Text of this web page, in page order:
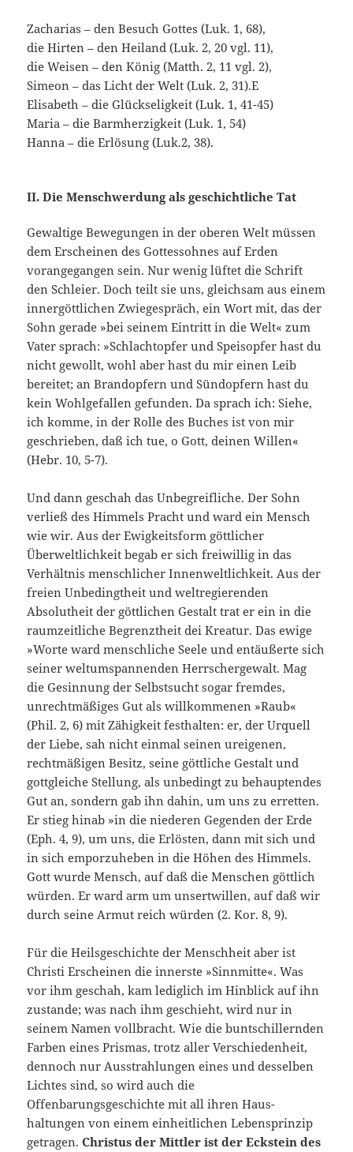
Zacharias – den Besuch Gottes (Luk. 1, 68),
die Hirten – den Heiland (Luk. 2, 20 vgl. 11),
die Weisen – den König (Matth. 2, 11 vgl. 2),
Simeon – das Licht der Welt (Luk. 2, 31).E
Elisabeth – die Glückseligkeit (Luk. 1, 41-45)
Maria – die Barmherzigkeit (Luk. 1, 54)
Hanna – die Erlösung (Luk.2, 38).
II. Die Menschwerdung als geschichtliche Tat
Gewaltige Bewegungen in der oberen Welt müssen
dem Erscheinen des Gottessohnes auf Erden
vorangegangen sein. Nur wenig lüftet die Schrift
den Schleier. Doch teilt sie uns, gleichsam aus einem
innergöttlichen Zwiegespräch, ein Wort mit, das der
Sohn gerade »bei seinem Eintritt in die Welt« zum
Vater sprach: »Schlachtopfer und Speisopfer hast du
nicht gewollt, wohl aber hast du mir einen Leib
bereitet; an Brandopfern und Sündopfern hast du
kein Wohlgefallen ge­funden. Da sprach ich: Siehe,
ich komme, in der Rolle des Buches ist von mir
geschrieben, daß ich tue, o Gott, deinen Willen«
(Hebr. 10, 5-7).
Und dann geschah das Unbegreifliche. Der Sohn
verließ des Himmels Pracht und ward ein Mensch
wie wir. Aus der Ewigkeitsform göttlicher
Überweltlichkeit begab er sich freiwillig in das
Verhältnis menschlicher Innenweltlichkeit. Aus der
freien Unbedingtheit und weltregierenden
Absolutheit der göttlichen Gestalt trat er ein in die
raumzeitliche Begrenztheit dei Kreatur. Das ewige
»Worte ward menschliche Seele und entäußerte sich
seiner weltumspannenden Herrschergewalt. Mag
die Gesinnung der Selbstsucht sogar fremdes,
unrecht­mäßiges Gut als willkommenen »Raub«
(Phil. 2, 6) mit Zähigkeit festhalten: er, der Urquell
der Liebe, sah nicht einmal seinen ureigenen,
rechtmäßigen Besitz, seine göttliche Gestalt und
gottgleiche Stellung, als unbedingt zu behauptendes
Gut an, sondern gab ihn dahin, um uns zu erretten.
Er stieg hinab »in die niederen Gegenden der Erde
(Eph. 4, 9), um uns, die Erlösten, dann mit sich und
in sich emporzuheben in die Hö­hen des Himmels.
Gott wurde Mensch, auf daß die Menschen göttlich
würden. Er ward arm um unsertwillen, auf daß wir
durch seine Armut reich würden (2. Kor. 8, 9).
Für die Heilsgeschichte der Menschheit aber ist
Christi Er­scheinen die innerste »Sinnmitte«. Was
vor ihm geschah, kam lediglich im Hinblick auf ihn
zustande; was nach ihm ge­schieht, wird nur in
seinem Namen vollbracht. Wie die buntschillernden
Farben eines Prismas, trotz aller Verschiedenheit,
dennoch nur Ausstrahlungen eines und desselben
Lichtes sind, so wird auch die
Offenbarungsgeschichte mit all ihren Haus­
haltungen von einem einheitlichen Lebensprinzip
getragen.Christus der Mittler ist der Eckstein des